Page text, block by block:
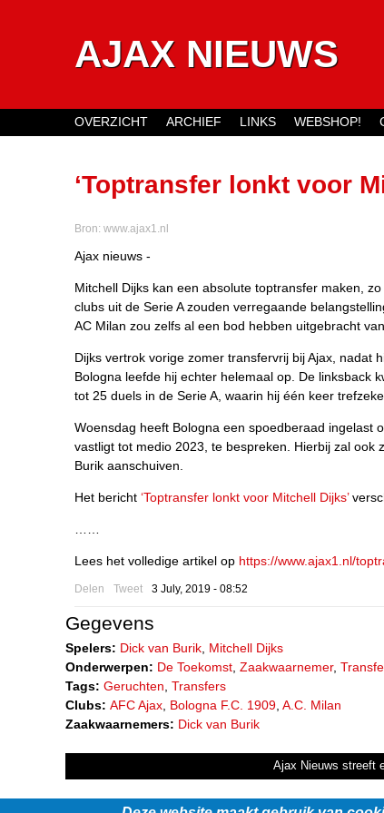
AJAX NIEUWS
‘Toptransfer lonkt voor
Bron: www.ajax1.nl
Ajax nieuws -
Mitchell Dijks kan een absolute toptransfer maken,
clubs uit de Serie A zouden verregaande
AC Milan zou zelfs al een bod hebben uitgebracht
Dijks vertrok vorige zomer transfervrij bij Ajax, nadat
Bologna leefde hij echter helemaal op. De linksback
tot 25 duels in de Serie A, waarin hij één keer
Woensdag heeft Bologna een spoedberaad ingelast
vastligt tot medio 2023, te bespreken. Hierbij zal ook
Burik aanschuiven.
Het bericht ‘Toptransfer lonkt voor Mitchell Dijks’
Lees het volledige artikel op https://www.ajax1.nl/
Delen Tweet 3 July, 2019 - 08:52
Gegevens
Spelers: Dick van Burik Mitchell Dijks
Onderwerpen: De Toekomst Zaakwaarnemer,
Tags: Geruchten Transfers
Clubs: AFC Ajax Bologna F.C. 1909 A.C. Milan
Zaakwaarnemers: Dick van Burik
OVERZICHT ARCHIEF LINKS WEBSHOP!
Ajax Nieuws streeft